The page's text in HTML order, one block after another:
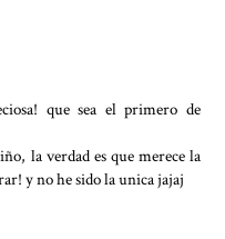
que sea el primero de
la verdad es que merece la
y no he sido la unica jajaj